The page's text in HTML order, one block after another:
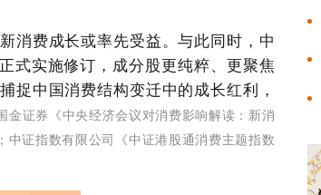
消费成长或率先受益。与此同时，中
式实施修订，成分股更纯粹、更聚焦
捉中国消费结构变迁中的成长红利，
金证券《中央经济会议对消费影响解读：新消
证指数有限公司《中证港股通消费主题指数